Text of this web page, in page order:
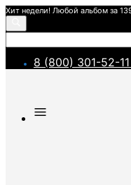
Хит недели! Любой альбом за
8 (800) 301-52-